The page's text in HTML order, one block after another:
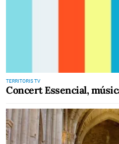
TERRITORIS TV
Concert Essencial,